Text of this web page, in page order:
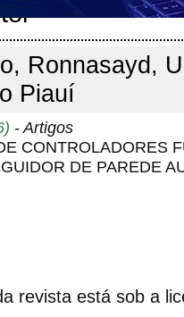
Ronnasayd,
Piauí
- Artigos
CONTROLADORES
DE PAREDE
revista está sob a